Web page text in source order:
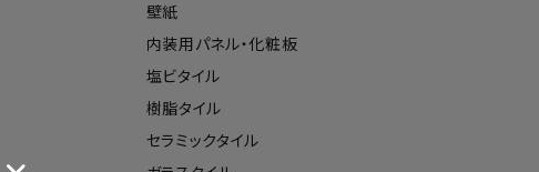
壁紙
内装用パネル・化粧板
塩ビタイル
樹脂タイル
セラミックタイル